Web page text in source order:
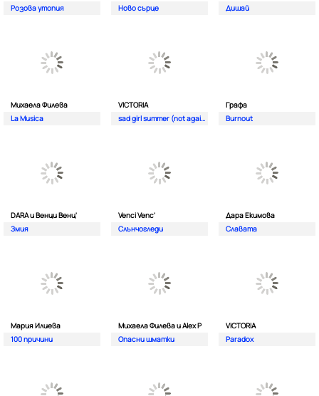
Розова утопия
Ново сърце
Дишай
Михаела Филева
La Musica
VICTORIA
sad girl summer (not again)
Графа
Burnout
DARA и Венци Венц'
Змия
Venci Venc'
Слънчогледи
Дара Екимова
Славата
Мария Илиева
100 причини
Михаела Филева и Alex P
Опасни шматки
VICTORIA
Paradox